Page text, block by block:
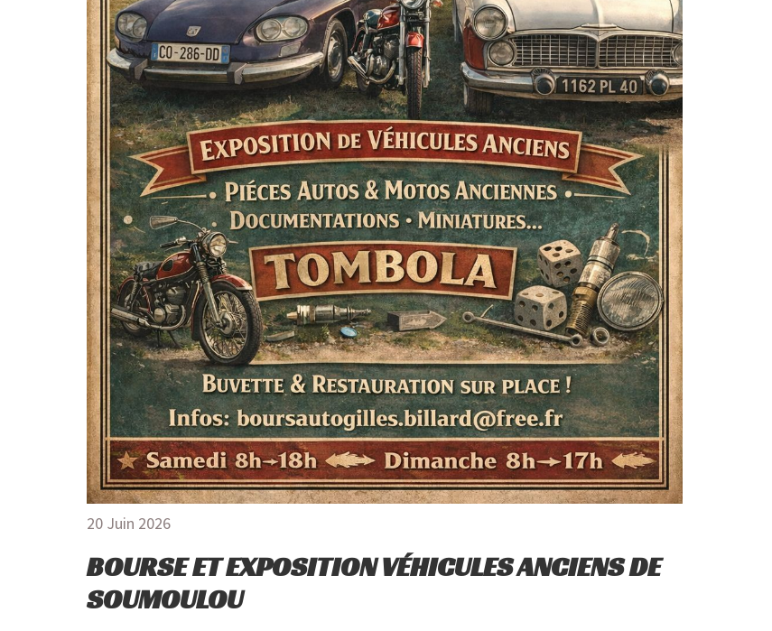
20 Juin 2026
BOURSE ET EXPOSITION VÉHICULES ANCIENS DE
SOUMOULOU